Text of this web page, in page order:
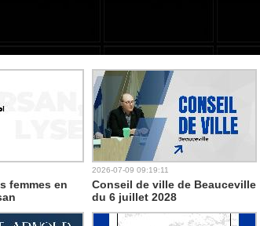
femmes en
2026-07-09 09:19:11
Conseil de ville de Beauceville
du 6 juillet 2028